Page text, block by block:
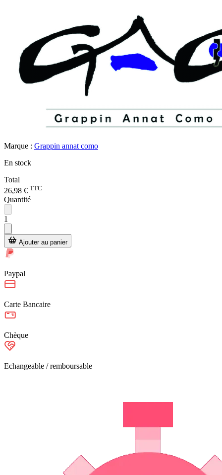
Marque : Grappin annat como
En stock
Total
26,98 € TTC
Quantité
1
Ajouter au panier
Paypal
Carte Bancaire
Chèque
Echangeable / remboursable